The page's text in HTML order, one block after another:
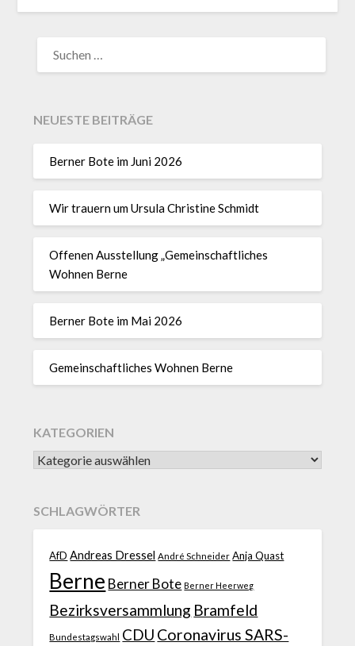
NEUESTE BEITRÄGE
Berner Bote im Juni 2026
Wir trauern um Ursula Christine Schmidt
Offenen Ausstellung „Gemeinschaftliches
Wohnen Berne
Berner Bote im Mai 2026
Gemeinschaftliches Wohnen Berne
KATEGORIEN
SCHLAGWÖRTER
AfD Andreas Dressel André Schneider Anja Quast
Berne Berner Bote Berner Heerweg
Bezirksversammlung Bramfeld
Bundestagswahl CDU Coronavirus SARS-